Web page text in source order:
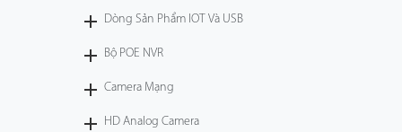
Dòng Sản Phẩm IOT Và USB
Bộ POE NVR
Camera Mạng
HD Analog Camera